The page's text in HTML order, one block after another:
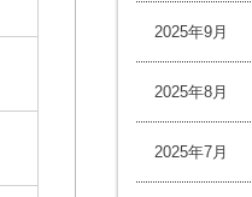
2025年9月
2025年8月
2025年7月